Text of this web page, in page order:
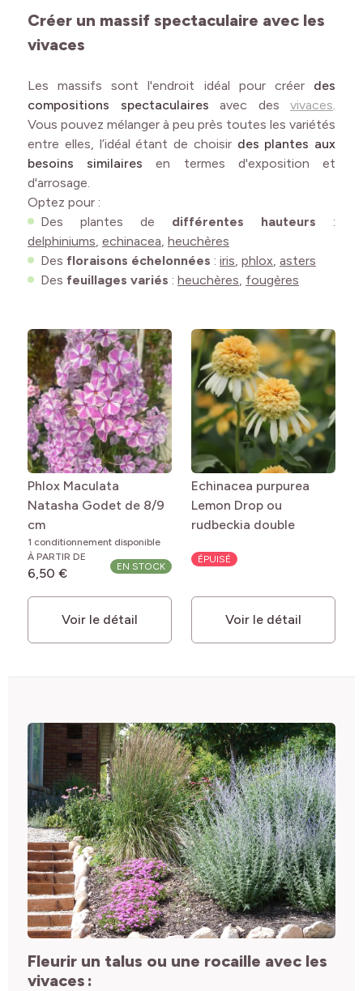
Créer un massif spectaculaire avec les
vivaces
Les massifs sont l'endroit idéal pour créer des
compositions spectaculaires avec des vivaces.
Vous pouvez mélanger à peu près toutes les variétés
entre elles, l’idéal étant de choisir des plantes aux
besoins similaires en termes d'exposition et
d'arrosage.
Optez pour :
Des plantes de différentes hauteurs :
delphiniums, echinacea, heuchères
Des floraisons échelonnées : iris, phlox, asters
Des feuillages variés : heuchères, fougères
Phlox Maculata
Natasha Godet de 8/9
cm
1 conditionnement disponible
À PARTIR DE
6,50 € EN STOCK
Voir le détail
Echinacea purpurea
Lemon Drop ou
rudbeckia double
ÉPUISÉ
Voir le détail
Fleurir un talus ou une rocaille avec les
vivaces :